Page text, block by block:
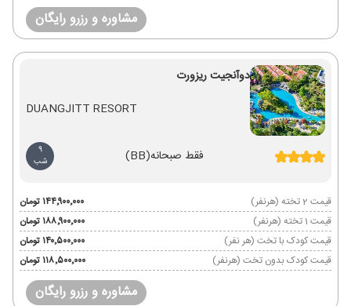
مشاوره و رزرو رایگان
دوآنجیت ریزورت
DUANGJITT RESORT
فقط صبحانه(BB)
9
شب
قیمت 2 تخته (هرنفر)
۱۴۴٬۹۰۰٬۰۰۰ تومان
قیمت 1 تخته (هرنفر)
۱۸۸٬۹۰۰٬۰۰۰ تومان
قیمت کودک با تخت (هر نفر)
۱۴۰٬۵۰۰٬۰۰۰ تومان
قیمت کودک بدون تخت (هرنفر)
۱۱۸٬۵۰۰٬۰۰۰ تومان
مشاوره و رزرو رایگان